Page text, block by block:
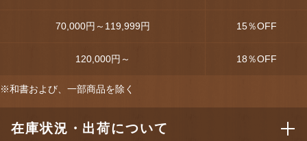
70,000円～119,999円 15％OFF
120,000円～ 18％OFF
※和書および、一部商品を除く
在庫状況・出荷について